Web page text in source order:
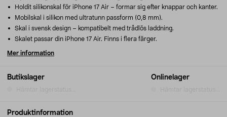
Butikslager Onlinelager
Holdit silikonskal för iPhone 17 Air – formar sig efter knappar och kanter.
Mobilskal i silikon med ultratunn passform (0,8 mm).
Skal i svensk design – kompatibelt med trådlös laddning.
Skalet passar din iPhone 17 Air. Finns i flera färger.
Mer information
Produktinformation